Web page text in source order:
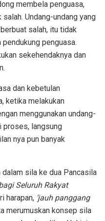
membela penguasa,
Undang-undang yang
salah, itu tidak
penguasa.
sekehendaknya dan
dan kebetulan
ketika melakukan
menggunakan undang-
proses, langsung
nya pun banyak
sila ke dua Pancasila
Seluruh Rakyat
harapan, ‘jauh panggang
merumuskan konsep sila